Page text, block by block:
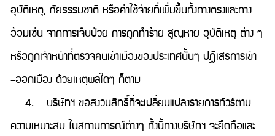
อุบัติเหตุ, ภัยธรรมชาติ หรือค่าใช้จ่ายที่เพิ่มขึ้นทั้งทางตรงและทาง
อ้อมเช่น จากการเจ็บป่วย การถูกทำร้าย สูญหาย อุบัติเหตุ ต่าง ๆ
หรือถูกเจ้าหน้าที่ตรวจคนเข้าเมืองของประเทศนั้นๆ ปฏิเสธการเข้า
–ออกเมือง ด้วยเหตุผลใดๆ ก็ตาม
4. บริษัทฯ ขอสงวนสิทธิ์ที่จะเปลี่ยนแปลงรายการทัวร์ตาม
ความเหมาะสม ในสถานการณ์ต่างๆ ทั้งนี้ทางบริษัทฯ จะยึดถือและ